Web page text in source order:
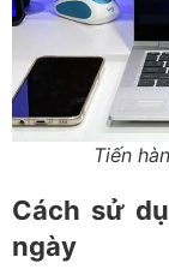
Tiến
Cách sử
ngày